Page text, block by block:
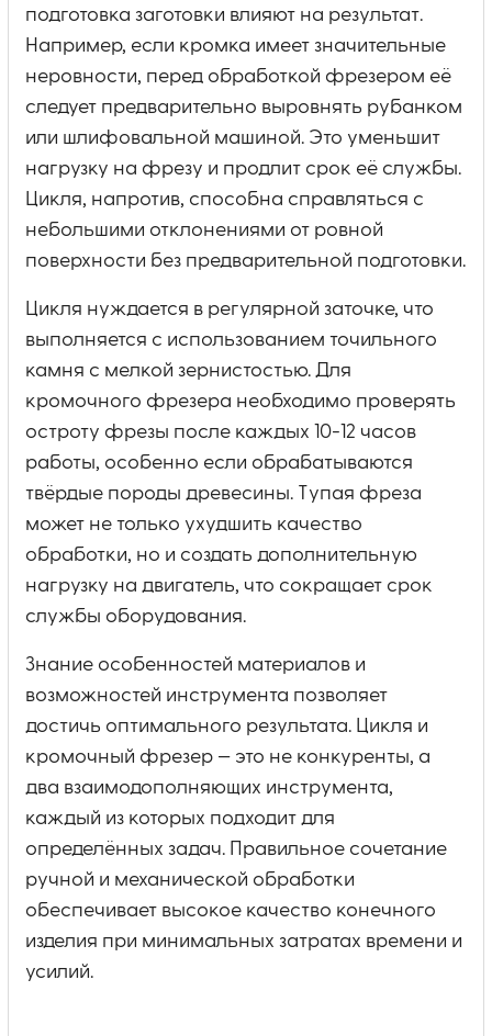
подготовка заготовки влияют на результат.
Например, если кромка имеет значительные
неровности, перед обработкой фрезером её
следует предварительно выровнять рубанком
или шлифовальной машиной. Это уменьшит
нагрузку на фрезу и продлит срок её службы.
Цикля, напротив, способна справляться с
небольшими отклонениями от ровной
поверхности без предварительной подготовки.
Цикля нуждается в регулярной заточке, что
выполняется с использованием точильного
камня с мелкой зернистостью. Для
кромочного фрезера необходимо проверять
остроту фрезы после каждых 10-12 часов
работы, особенно если обрабатываются
твёрдые породы древесины. Тупая фреза
может не только ухудшить качество
обработки, но и создать дополнительную
нагрузку на двигатель, что сокращает срок
службы оборудования.
Знание особенностей материалов и
возможностей инструмента позволяет
достичь оптимального результата. Цикля и
кромочный фрезер — это не конкуренты, а
два взаимодополняющих инструмента,
каждый из которых подходит для
определённых задач. Правильное сочетание
ручной и механической обработки
обеспечивает высокое качество конечного
изделия при минимальных затратах времени и
усилий.